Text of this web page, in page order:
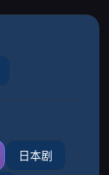
日本剧